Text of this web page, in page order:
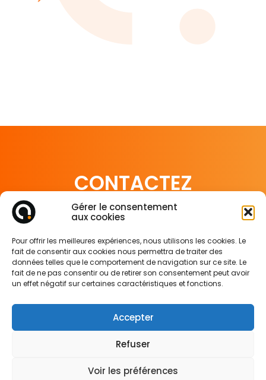
Gérer le consentement
aux cookies
Pour offrir les meilleures expériences, nous utilisons les cookies. Le
fait de consentir aux cookies nous permettra de traiter des
données telles que le comportement de navigation sur ce site. Le
fait de ne pas consentir ou de retirer son consentement peut avoir
un effet négatif sur certaines caractéristiques et fonctions.
Accepter
Refuser
Voir les préférences
CONTACTEZ
-NOUS
Je veux être rappelé(e)
NEWSLETTER